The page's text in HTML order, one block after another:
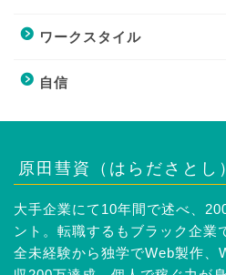
ワークスタイル
自信
原田彗資（はらださとし）
大手企業にて10年間で述べ、
ント。転職するもブラック企業
全未経験から独学でWeb製作、